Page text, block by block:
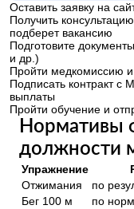
Оставить заявку на
Получить
подберет вакансию
Подготовите
и др.)
Пройти медкомиссию
Подписать контракт с
выплаты
Пройти обучение и
Нормативы
должности
Упражнение
Отжимания
по
Бег 100 м
по